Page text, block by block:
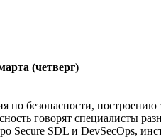
(четверг)
по безопасности,
говорят специалисты
Secure SDL и DevSecOps,